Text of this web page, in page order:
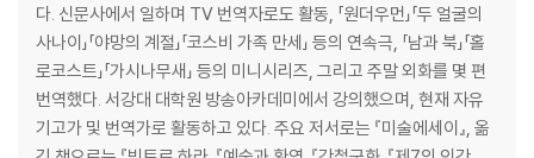
다. 신문사에서 일하며 TV 번역자로도 활동, 「원더우먼」「두 얼굴의
사나이」「야망의 계절」「코스비 가족 만세」 등의 연속극, 「남과 북」「홀
로코스트」「가시나무새」 등의 미니시리즈, 그리고 주말 외화를 몇 편
번역했다. 서강대 대학원 방송아카데미에서 강의했으며, 현재 자유
기고가 및 번역가로 활동하고 있다. 주요 저서로는 『미술에세이』, 옮